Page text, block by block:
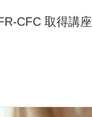
CFC 取得講座